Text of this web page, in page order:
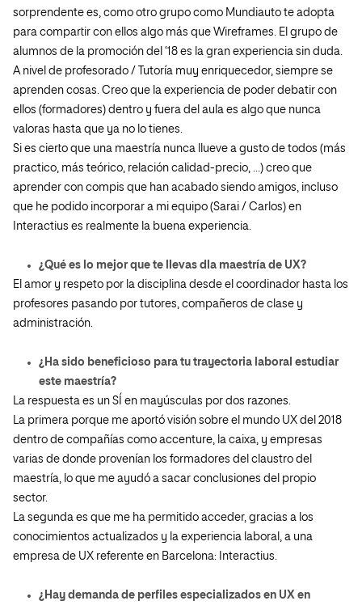
sorprendente es, como otro grupo como Mundiauto te adopta
para compartir con ellos algo más que Wireframes. El grupo de
alumnos de la promoción del ‘18 es la gran experiencia sin duda.
A nivel de profesorado / Tutoría muy enriquecedor, siempre se
aprenden cosas. Creo que la experiencia de poder debatir con
ellos (formadores) dentro y fuera del aula es algo que nunca
valoras hasta que ya no lo tienes.
Si es cierto que una maestría nunca llueve a gusto de todos (más
practico, más teórico, relación calidad-precio, …) creo que
aprender con compis que han acabado siendo amigos, incluso
que he podido incorporar a mi equipo (Sarai / Carlos) en
Interactius es realmente la buena experiencia.
¿Qué es lo mejor que te llevas dla maestría de UX?
El amor y respeto por la disciplina desde el coordinador hasta los
profesores pasando por tutores, compañeros de clase y
administración.
¿Ha sido beneficioso para tu trayectoria laboral estudiar
este maestría?
La respuesta es un SÍ en mayúsculas por dos razones.
La primera porque me aportó visión sobre el mundo UX del 2018
dentro de compañías como accenture, la caixa, y empresas
varias de donde provenían los formadores del claustro del
maestría, lo que me ayudó a sacar conclusiones del propio
sector.
La segunda es que me ha permitido acceder, gracias a los
conocimientos actualizados y la experiencia laboral, a una
empresa de UX referente en Barcelona: Interactius.
¿Hay demanda de perfiles especializados en UX en